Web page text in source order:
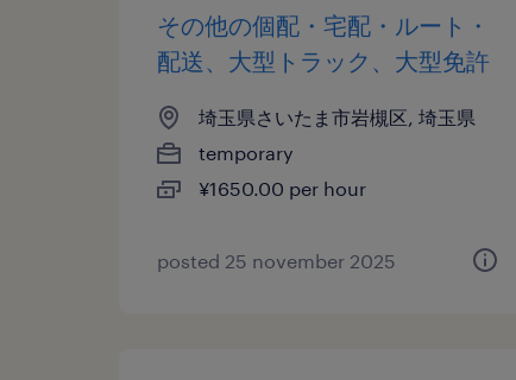
その他の個配・宅配・ルート・
配送、大型トラック、大型免許
埼玉県さいたま市岩槻区, 埼玉県
temporary
¥1650.00 per hour
posted 25 november 2025